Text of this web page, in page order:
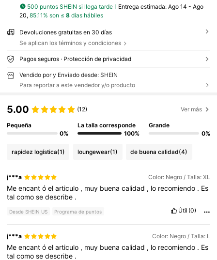
500 puntos SHEIN si llega tarde Entrega estimada: Ago 14 - Ago
20, 85.11% son ≤ 8días hábiles
Devoluciones gratuitas en 30 días
Se aplican los términos y condiciones
Pagos seguros · Protección de privacidad
Vendido por y Enviado desde: SHEIN
Para reportar a este vendedor y/o producto
5.00 (12) Ver más
Pequeña
0%
La talla corresponde
100%
Grande
0%
rapidez logística(1) loungewear(1) de buena calidad(4)
j***a Color: Negro / Talla: XL
Meencantóelarticulo , muy buenacalidad , lo recomiendo . Es
talcomosedescribe .
Desde SHEIN US Programa de puntos Útil (0)
j***a Color: Negro / Talla: L
Meencantóelarticulo , muy buenacalidad , lo recomiendo . Es
talcomosedescribe .